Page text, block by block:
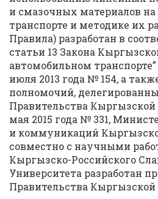
и смазочных материалов
транспорте и методике их
Правила) разработан в
статьи 13 Закона
автомобильном
июля 2013 года № 154, а
полномочий,
Правительства Кыргызской
мая 2015 года № 331,
и коммуникаций
совместно с научными
Кыргызско-Российского
Университета разработан
Правительства